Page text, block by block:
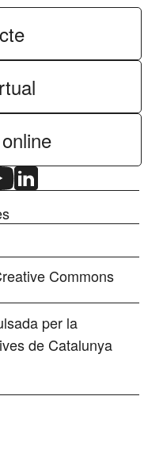
Commons
per la
de Catalunya